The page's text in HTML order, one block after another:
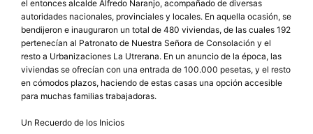
el entonces alcalde Alfredo Naranjo, acompañado de diversas
autoridades nacionales, provinciales y locales. En aquella ocasión, se
bendijeron e inauguraron un total de 480 viviendas, de las cuales 192
pertenecían al Patronato de Nuestra Señora de Consolación y el
resto a Urbanizaciones La Utrerana. En un anuncio de la época, las
viviendas se ofrecían con una entrada de 100.000 pesetas, y el resto
en cómodos plazos, haciendo de estas casas una opción accesible
para muchas familias trabajadoras.
Un Recuerdo de los Inicios